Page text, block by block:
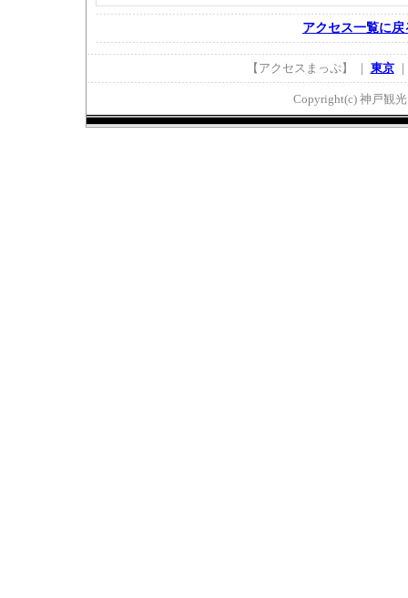
アクセス一覧に戻
【アクセスまっぷ】 ｜ 東京｜
Copyright(c) 神戸観